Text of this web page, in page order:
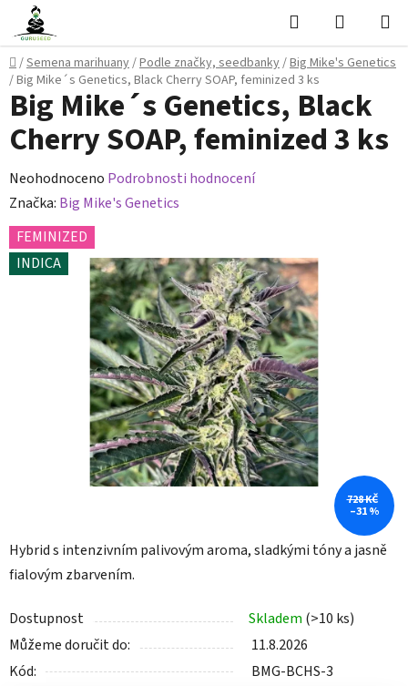
Přejít
obsah
Hledat
KOŠÍK
Domů
/Semena marihuany/Podle značky, seedbanky/Big Mike's Genetics
/Big Mike´s Genetics, Black Cherry SOAP, feminized 3 ks
Hybrid s intenzivním palivovým aroma, sladkými tóny a jasně
fialovým zbarvením.
Dostupnost Skladem (>10 ks)
Můžeme doručit do:
11.8.2026
Kód:
BMG-BCHS-3
Big Mike´s Genetics, Black
Cherry SOAP, feminized 3 ks
Průměrné
hodnocení
produktu
je
0,0
Neohodnoceno Podrobnosti hodnocení
Značka: Big Mike's Genetics
FEMINIZED
INDICA
728 KČ
–31 %